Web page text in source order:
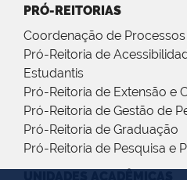
PRÓ-REITORIAS
Coordenação de
Pró-Reitoria de
Estudantis
Pró-Reitoria de Extensão e
Pró-Reitoria de Gestão de
Pró-Reitoria de Graduação
Pró-Reitoria de Pesquisa e